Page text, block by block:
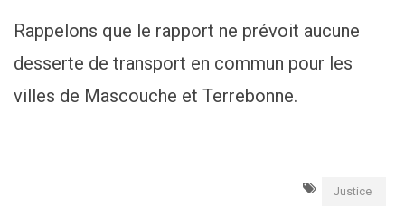
Rappelons que le rapport ne prévoit aucune
desserte de transport en commun pour les
villes de Mascouche et Terrebonne.
Justice